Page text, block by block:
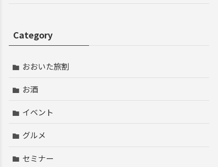
Category
おおいた旅割
お酒
イベント
グルメ
セミナー